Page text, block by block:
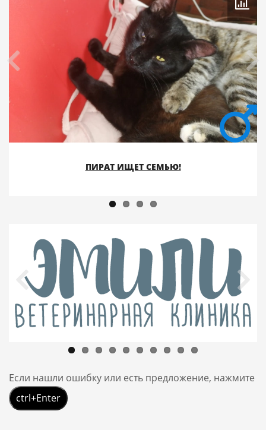
ПИРАТ ИЩЕТ СЕМЬЮ!
Если нашли ошибку или есть предложение, нажмите
ctrl+Enter